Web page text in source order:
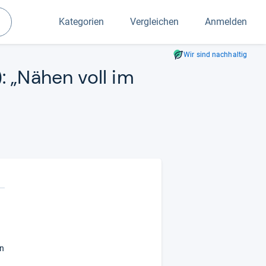
Kategorien Vergleichen Anmelden
Wir sind nachhaltig
„Nähen voll im